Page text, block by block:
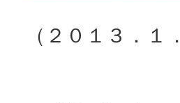
（２０１３．１